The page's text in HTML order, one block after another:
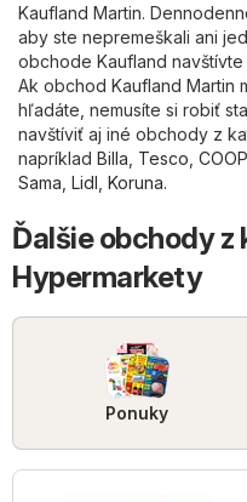
Kaufland Martin.
aby ste nepremeškali ani
obchode Kaufland
Ak obchod Kaufland Martin
hľadáte, nemusíte si robiť
navštíviť aj iné obchody z
napríklad Billa Tesco
Sama Lidl Koruna.
Ďalšie obchody z
Hypermarkety
Ponuky